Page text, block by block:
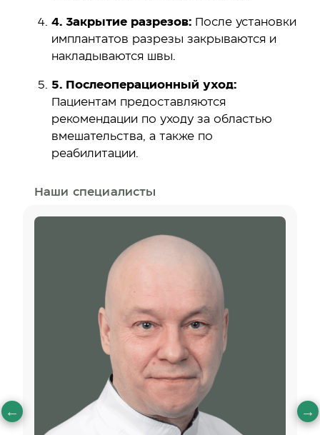
4. Закрытие разрезов: После установки
имплантатов разрезы закрываются и
накладываются швы.
5. Послеоперационный уход:
Пациентам предоставляются
рекомендации по уходу за областью
вмешательства, а также по
реабилитации.
Наши специалисты